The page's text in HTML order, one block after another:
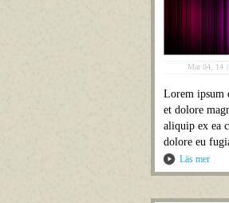
Mar 04, 14
Lorem ipsum
et dolore
aliquip ex ea
dolore eu
Läs mer